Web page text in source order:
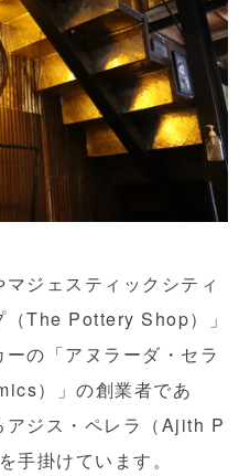
ジェスティックシティ
The Pottery Shop）」
の「アヌラーダ・セラ
）」の創業者であ
アジス・ペレラ（Ajith P
手掛けています。